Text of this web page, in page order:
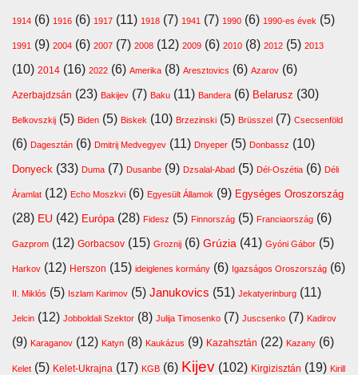
1914 (6) 1916 (6) 1917 (11) 1918 (7) 1941 (7) 1990 (6) 1990-es évek (5)
1991 (9) 2004 (6) 2007 (7) 2008 (12) 2009 (6) 2010 (8) 2012 (5) 2013
(10) 2014 (16) 2022 (6) Amerika (8) Aresztovics (6) Azarov (6)
Azerbajdzsán (23) Bakijev (7) Baku (11) Bandera (6) Belarusz (30)
Belkovszkij (5) Biden (5) Biskek (10) Brzezinski (5) Brüsszel (7) Csecsenföld
(6) Dagesztán (6) Dmitrij Medvegyev (11) Dnyeper (5) Donbassz (10)
Donyeck (33) Duma (7) Dusanbe (9) Dzsalal-Abad (5) Dél-Oszétia (6) Déli
Áramlat (12) Echo Moszkvi (6) Egyesült Államok (9) Egységes Oroszország
(28) EU (42) Európa (28) Fidesz (5) Finnország (5) Franciaország (6)
Gazprom (12) Gorbacsov (15) Groznij (6) Grúzia (41) Gyóni Gábor (5)
Harkov (12) Herszon (15) ideiglenes kormány (6) Igazságos Oroszország (6)
II. Miklós (5) Iszlam Karimov (5) Janukovics (51) Jekatyerinburg (11)
Jelcin (12) Jobboldali Szektor (8) Julija Timosenko (7) Juscsenko (7) Kadirov
(9) Karaganov (12) Katyn (8) Kaukázus (9) Kazahsztán (22) Kazany (6)
Kelet (5) Kelet-Ukrajna (17) KGB (6) Kijev (102) Kirgizisztán (19) Kirill